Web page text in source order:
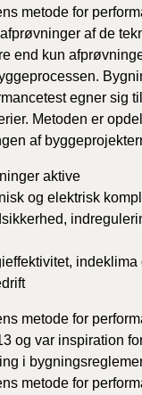
metode for
af de
end kun
egner sig
Metoden er
af
aktive
og elektrisk
metode for
og var inspiration
i
metode for